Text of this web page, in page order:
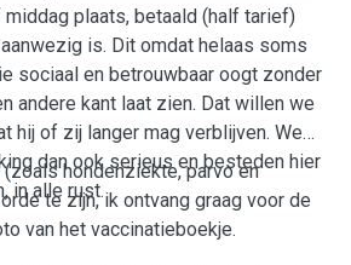
plaats, betaald (half tarief)
is. Dit omdat helaas soms
sociaal en betrouwbaar oogt zonder
andere kant laat zien. Dat willen we
hij of zij langer mag verblijven. We
dan ook serieus en besteden hier
in alle rust.
hondenziekte, parvo en
te zijn, ik ontvang graag voor de
van het vaccinatieboekje.